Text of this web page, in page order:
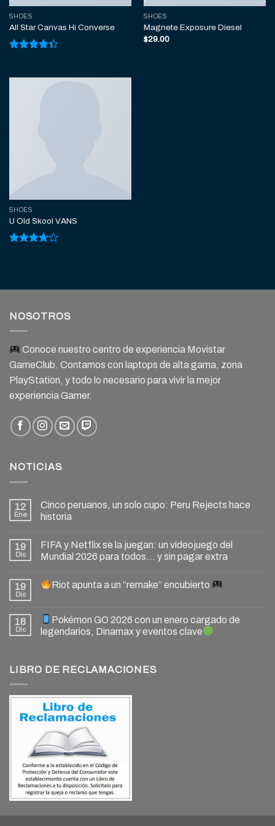
SHOES
All Star Canvas Hi Converse
de 5
SHOES
Magnete Exposure Diesel
$29.00
SHOES
U Old Skool VANS
NOSOTROS
Conoce nuestro centro de experiencia Movistar
GameClub. Contamos con laptops de alta gama, zona
PlayStation, y todo lo necesario para vivir la mejor
experiencia Gamer.
NOTICIAS
12
Ene
Cinco peruanos, un solo cupo: Peru Rejects hace
historia
19
Dic
FIFA y Netflix se la juegan: un videojuego del
Mundial 2026 para todos… y sin pagar extra
19
Dic
Riot apunta a un “remake” encubierto
18
Dic
Pokémon GO 2026 con un enero cargado de
legendarios, Dinamax y eventos clave
LIBRO DE RECLAMACIONES